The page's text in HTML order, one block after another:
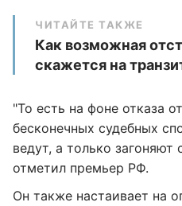
ЧИТАЙТЕ ТАКЖЕ
Как возможная
скажется на
"То есть на фоне отказа
бесконечных судебных
ведут, а только загоняют
отметил премьер РФ.
Он также настаивает на